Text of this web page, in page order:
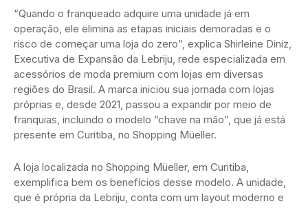
“Quando o franqueado adquire uma unidade já em
operação, ele elimina as etapas iniciais demoradas e o
risco de começar uma loja do zero”, explica Shirleine Diniz,
Executiva de Expansão da Lebriju, rede especializada em
acessórios de moda premium com lojas em diversas
regiões do Brasil. A marca iniciou sua jornada com lojas
próprias e, desde 2021, passou a expandir por meio de
franquias, incluindo o modelo “chave na mão”, que já está
presente em Curitiba, no Shopping Müeller.
A loja localizada no Shopping Müeller, em Curitiba,
exemplifica bem os benefícios desse modelo. A unidade,
que é própria da Lebriju, conta com um layout moderno e